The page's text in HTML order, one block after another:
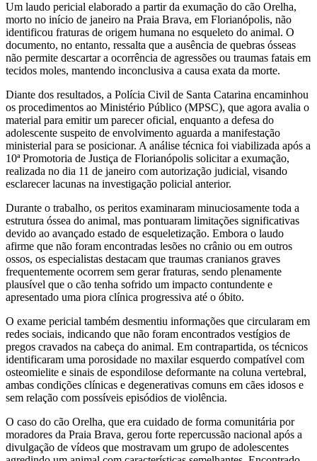
Um laudo pericial elaborado a partir da exumação do cão Orelha,
morto no início de janeiro na Praia Brava, em Florianópolis, não
identificou fraturas de origem humana no esqueleto do animal. O
documento, no entanto, ressalta que a ausência de quebras ósseas
não permite descartar a ocorrência de agressões ou traumas fatais em
tecidos moles, mantendo inconclusiva a causa exata da morte.
Diante dos resultados, a Polícia Civil de Santa Catarina encaminhou
os procedimentos ao Ministério Público (MPSC), que agora avalia o
material para emitir um parecer oficial, enquanto a defesa do
adolescente suspeito de envolvimento aguarda a manifestação
ministerial para se posicionar. A análise técnica foi viabilizada após a
10ª Promotoria de Justiça de Florianópolis solicitar a exumação,
realizada no dia 11 de janeiro com autorização judicial, visando
esclarecer lacunas na investigação policial anterior.
Durante o trabalho, os peritos examinaram minuciosamente toda a
estrutura óssea do animal, mas pontuaram limitações significativas
devido ao avançado estado de esqueletização. Embora o laudo
afirme que não foram encontradas lesões no crânio ou em outros
ossos, os especialistas destacam que traumas cranianos graves
frequentemente ocorrem sem gerar fraturas, sendo plenamente
plausível que o cão tenha sofrido um impacto contundente e
apresentado uma piora clínica progressiva até o óbito.
O exame pericial também desmentiu informações que circularam em
redes sociais, indicando que não foram encontrados vestígios de
pregos cravados na cabeça do animal. Em contrapartida, os técnicos
identificaram uma porosidade no maxilar esquerdo compatível com
osteomielite e sinais de espondilose deformante na coluna vertebral,
ambas condições clínicas e degenerativas comuns em cães idosos e
sem relação com possíveis episódios de violência.
O caso do cão Orelha, que era cuidado de forma comunitária por
moradores da Praia Brava, gerou forte repercussão nacional após a
divulgação de vídeos que mostravam um grupo de adolescentes